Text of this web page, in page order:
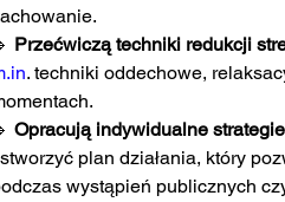
Przećwiczą techniki redukcji
. techniki oddechowe,
Opracują indywidualne strategie
plan działania, który
wystąpień publicznych